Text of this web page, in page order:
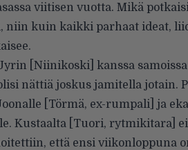
viitisen vuotta. Mikä
niin kuin kaikki parhaat ideat,
[Niinikoski] kanssa
nättiä joskus jamitella jotain.
[Törmä, ex-rumpali] ja
Kustaalta [Tuori, rytmikitara] ei
että ensi viikonloppuna